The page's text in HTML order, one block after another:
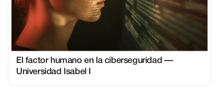
El factor humano en la ciberseguridad —
Universidad Isabel I